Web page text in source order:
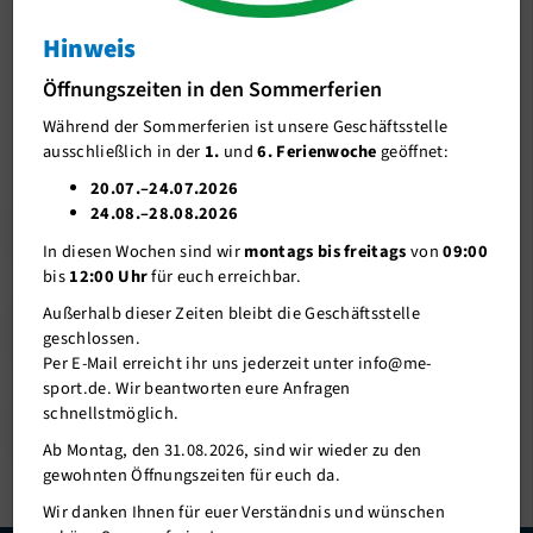
Ausschreibung
Anfahrt+Parken
Zeitplan
Teilnehmerinformationen
Ausschreibung
Anfahrt + Parken
Strecken
Anwohnerinfo
Helfer/in gesucht
Sponsoren
Bildergalerie
Ansprechpartner
Sport im Park
Hinweis
Öffnungszeiten in den Sommerferien
Während der Sommerferien ist unsere Geschäftsstelle
ausschließlich in der 1. und6. Ferienwochegeöffnet:
20.07.–24.07.2026
24.08.–28.08.2026
In diesen Wochen sind wirmontags bis freitagsvon09:00
bis12:00 Uhrfür euch erreichbar.
Außerhalb dieser Zeiten bleibt die Geschäftsstelle
geschlossen.
Per E-Mail erreicht ihr uns jederzeit unter info@me-
sport.de. Wir beantworten eure Anfragen
schnellstmöglich.
Ab Montag, den 31.08.2026, sind wir wieder zu den
gewohnten Öffnungszeiten für euch da.
Wir danken Ihnen für euer Verständnis und wünschen